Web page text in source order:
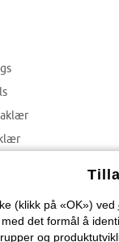
(klikk på «OK») ved
det formål å
og